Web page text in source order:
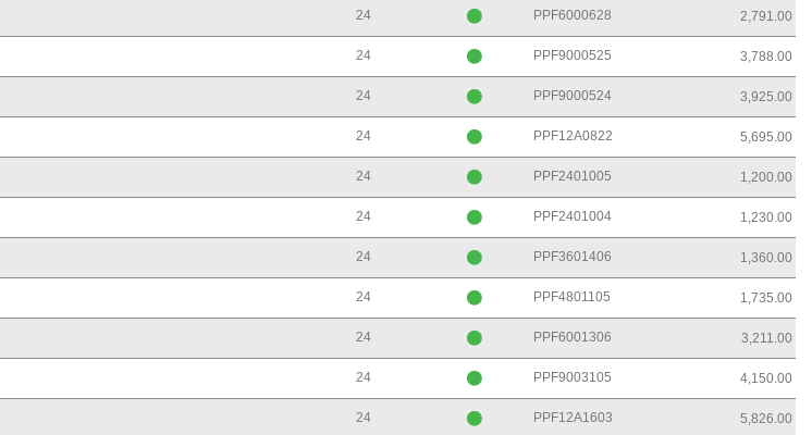
24 PPF6000628 2,791.00
24 PPF9000525 3,788.00
24 PPF9000524 3,925.00
24 PPF12A0822 5,695.00
24 PPF2401005 1,200.00
24 PPF2401004 1,230.00
24 PPF3601406 1,360.00
24 PPF4801105 1,735.00
24 PPF6001306 3,211.00
24 PPF9003105 4,150.00
24 PPF12A1603 5,826.00